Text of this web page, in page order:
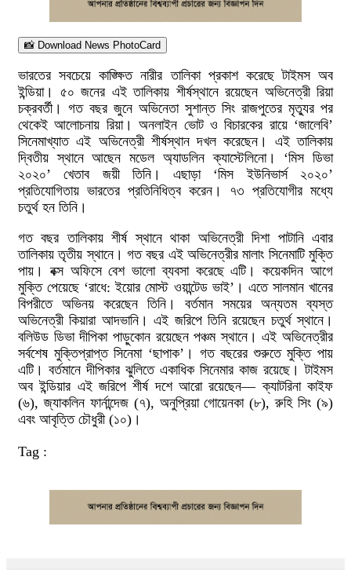
📸 Download News PhotoCard
ভারতের সবচেয়ে কাঙ্ক্ষিত নারীর তালিকা প্রকাশ করেছে টাইমস অব
ইন্ডিয়া। ৫০ জনের এই তালিকায় শীর্ষস্থানে রয়েছেন অভিনেত্রী রিয়া
চক্রবর্তী। গত বছর জুনে অভিনেতা সুশান্ত সিং রাজপুতের মৃত্যুর পর
থেকেই আলোচনায় রিয়া। অনলাইন ভোট ও বিচারকের রায়ে ‘জালেবি’
সিনেমাখ্যাত এই অভিনেত্রী শীর্ষস্থান দখল করেছেন। এই তালিকায়
দ্বিতীয় স্থানে আছেন মডেল অ্যাডলিন ক্যাস্টেলিনো। ‘মিস ডিভা
২০২০’ খেতাব জয়ী তিনি। এছাড়া ‘মিস ইউনিভার্স ২০২০’
প্রতিযোগিতায় ভারতের প্রতিনিধিত্ব করেন। ৭৩ প্রতিযোগীর মধ্যে
চতুর্থ হন তিনি।
গত বছর তালিকায় শীর্ষ স্থানে থাকা অভিনেত্রী দিশা পাটানি এবার
তালিকায় তৃতীয় স্থানে। গত বছর এই অভিনেত্রীর মালাং সিনেমাটি মুক্তি
পায়। বক্স অফিসে বেশ ভালো ব্যবসা করেছে এটি। কয়েকদিন আগে
মুক্তি পেয়েছে ‘রাধে: ইয়োর মোস্ট ওয়ান্টেড ভাই’। এতে সালমান খানের
বিপরীতে অভিনয় করেছেন তিনি। বর্তমান সময়ের অন্যতম ব্যস্ত
অভিনেত্রী কিয়ারা আদভানি। এই জরিপে তিনি রয়েছেন চতুর্থ স্থানে।
বলিউড ডিভা দীপিকা পাড়ুকোন রয়েছেন পঞ্চম স্থানে। এই অভিনেত্রীর
সর্বশেষ মুক্তিপ্রাপ্ত সিনেমা ‘ছাপাক’। গত বছরের শুরুতে মুক্তি পায়
এটি। বর্তমানে দীপিকার ঝুলিতে একাধিক সিনেমার কাজ রয়েছে। টাইমস
অব ইন্ডিয়ার এই জরিপে শীর্ষ দশে আরো রয়েছেন— ক্যাটরিনা কাইফ
(৬), জ্যাকলিন ফার্নান্দেজ (৭), অনুপ্রিয়া গোয়েনকা (৮), রুহি সিং (৯)
এবং আবৃত্তি চৌধুরী (১০)।
Tag :